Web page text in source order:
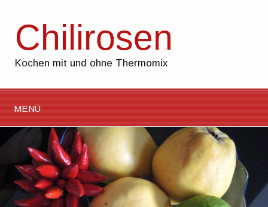
Chilirosen
Kochen mit und ohne Thermomix
MENÜ